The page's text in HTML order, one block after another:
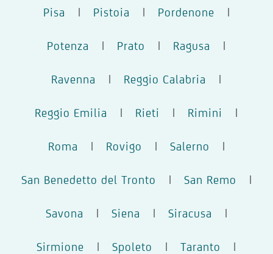
Pisa | Pistoia | Pordenone |
Potenza | Prato | Ragusa |
Ravenna | Reggio Calabria |
Reggio Emilia | Rieti | Rimini |
Roma | Rovigo | Salerno |
San Benedetto del Tronto | San Remo |
Savona | Siena | Siracusa |
Sirmione | Spoleto | Taranto |